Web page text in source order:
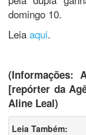
domingo 10.
Leia aqui.
(Informações:
[repórter da
Aline Leal)
Leia Também: